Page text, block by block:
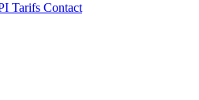
Tarifs Contact